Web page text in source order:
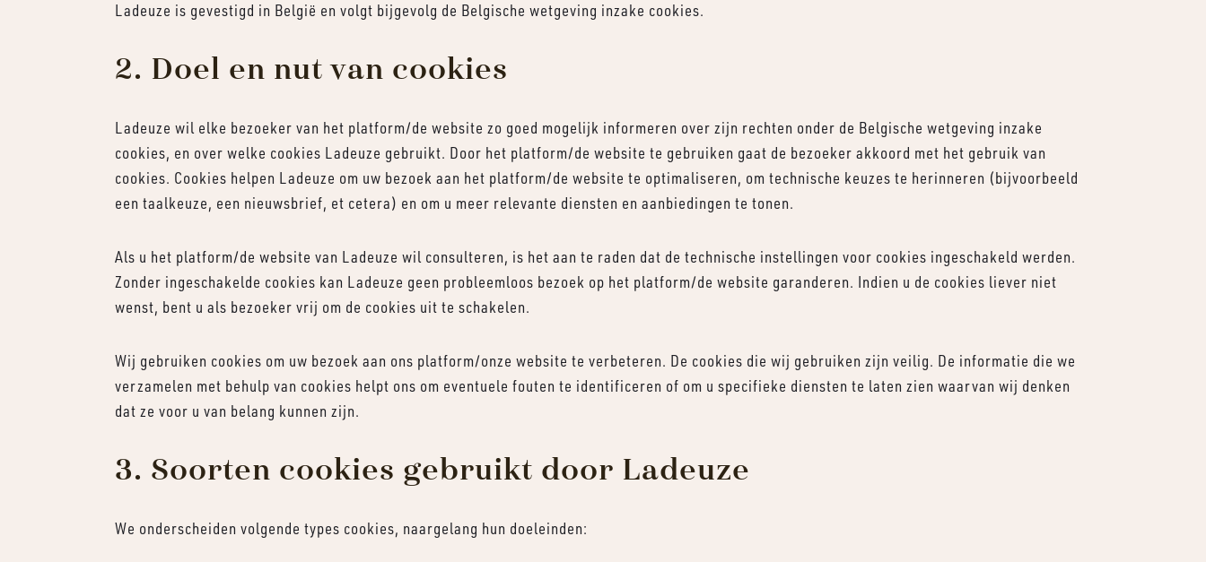
Ladeuze is gevestigd in België en volgt bijgevolg de Belgische wetgeving inzake cookies.
2. Doel en nut van cookies
Ladeuze wil elke bezoeker van het platform/de website zo goed mogelijk informeren over zijn rechten onder de Belgische wetgeving inzake
cookies, en over welke cookies Ladeuze gebruikt. Door het platform/de website te gebruiken gaat de bezoeker akkoord met het gebruik van
cookies. Cookies helpen Ladeuze om uw bezoek aan het platform/de website te optimaliseren, om technische keuzes te herinneren (bijvoorbeeld
een taalkeuze, een nieuwsbrief, et cetera) en om u meer relevante diensten en aanbiedingen te tonen.
Als u het platform/de website van Ladeuze wil consulteren, is het aan te raden dat de technische instellingen voor cookies ingeschakeld werden.
Zonder ingeschakelde cookies kan Ladeuze geen probleemloos bezoek op het platform/de website garanderen. Indien u de cookies liever niet
wenst, bent u als bezoeker vrij om de cookies uit te schakelen.
Wij gebruiken cookies om uw bezoek aan ons platform/onze website te verbeteren. De cookies die wij gebruiken zijn veilig. De informatie die we
verzamelen met behulp van cookies helpt ons om eventuele fouten te identificeren of om u specifieke diensten te laten zien waarvan wij denken
dat ze voor u van belang kunnen zijn.
3. Soorten cookies gebruikt door Ladeuze
We onderscheiden volgende types cookies, naargelang hun doeleinden: